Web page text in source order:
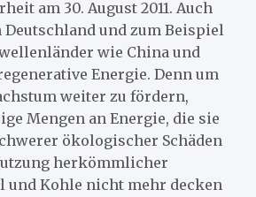
am 30. August 2011. Auch
und zum Beispiel
wie China und
Energie. Denn um
weiter zu fördern,
Mengen an Energie, die sie
ökologischer Schäden
herkömmlicher
und Kohle nicht mehr decken